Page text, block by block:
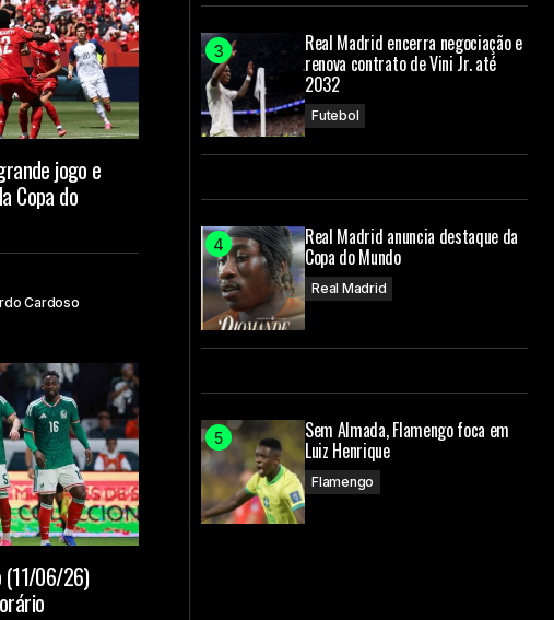
jogo e
Copa do
Cardoso
(11/06/26)
Real Madrid encerra negociação e
renova contrato de Vini Jr. até
2032
Futebol
Real Madrid anuncia destaque da
Copa do Mundo
Real Madrid
Sem Almada, Flamengo foca em
Luiz Henrique
Flamengo